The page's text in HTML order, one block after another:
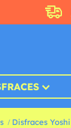
Disfraces Yoshi